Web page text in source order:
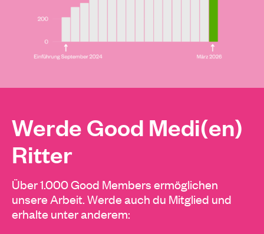
Werde Good Medi(en)
Ritter
Über 1.000 Good Members ermöglichen
unsere Arbeit. Werde auch du Mitglied und
erhalte unter anderem: